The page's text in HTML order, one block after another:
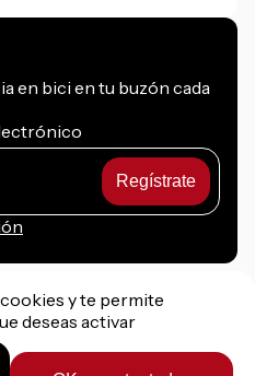
en bici en tu buzón cada
France
y te permite
deseas activar